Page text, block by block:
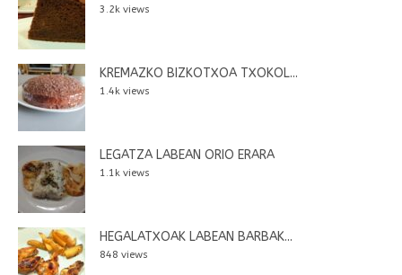
3.2k views
KREMAZKO BIZKOTXOA TXOKOL...
1.4k views
LEGATZA LABEAN ORIO ERARA
1.1k views
HEGALATXOAK LABEAN BARBAK...
848 views